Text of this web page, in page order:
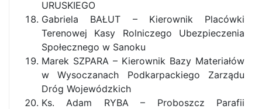
URUSKIEGO
Gabriela BAŁUT – Kierownik Placówki
Terenowej Kasy Rolniczego Ubezpieczenia
Społecznego w Sanoku
Marek SZPARA – Kierownik Bazy Materiałów
w Wysoczanach Podkarpackiego Zarządu
Dróg Wojewódzkich
Ks. Adam RYBA – Proboszcz Parafii